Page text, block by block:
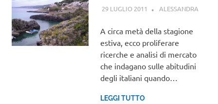
29 LUGLIO 2011 ALESSANDRA
A circa metà della stagione
estiva, ecco proliferare
ricerche e analisi di mercato
che indagano sulle abitudini
degli italiani quando…
LEGGI TUTTO